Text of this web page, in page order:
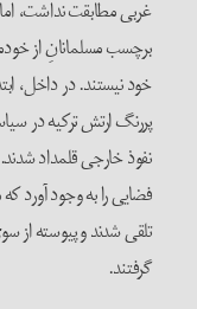
غربی مطابقت نداشت،
برچسب مسلمانانِ از
خود نیستند. در داخل،
پررنگ ارتش ترکیه در
نفوذ خارجی قلمداد
فضایی را به وجود آورد
تلقی شدند و پیوسته از
گرفتند.